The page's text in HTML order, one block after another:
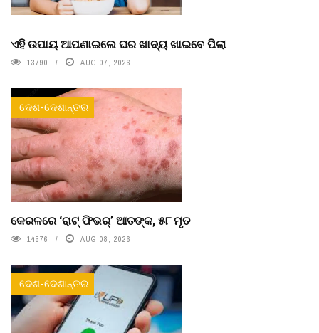
ଏହି ଉପାୟ ଆପଣାଇଲେ ଘର ଖାଦ୍ୟ ଖାଇବେ ପିଲା
13790 AUG 07, 2026
ଦେଶ-ଦେଶାନ୍ତର
କେରଳରେ ‘ରାଟ୍ ଫିଭର୍’ ଆତଙ୍କ, ୫୮ ମୃତ
14576 AUG 08, 2026
ଦେଶ-ଦେଶାନ୍ତର